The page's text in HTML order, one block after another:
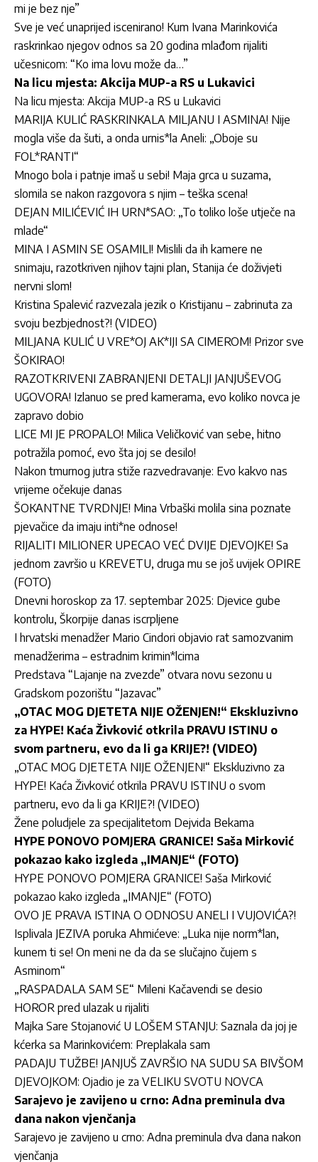
mi je bez nje”
Sve je već unaprijed iscenirano! Kum Ivana Marinkovića
raskrinkao njegov odnos sa 20 godina mlađom rijaliti
učesnicom: “Ko ima lovu može da…”
Na licu mjesta: Akcija MUP-a RS u Lukavici
Na licu mjesta: Akcija MUP-a RS u Lukavici
MARIJA KULIĆ RASKRINKALA MILJANU I ASMINA! Nije
mogla više da šuti, a onda urnis*la Aneli: „Oboje su
FOL*RANTI“
Mnogo bola i patnje imaš u sebi! Maja grca u suzama,
slomila se nakon razgovora s njim – teška scena!
DEJAN MILIĆEVIĆ IH URN*SAO: „To toliko loše utječe na
mlade“
MINA I ASMIN SE OSAMILI! Mislili da ih kamere ne
snimaju, razotkriven njihov tajni plan, Stanija će doživjeti
nervni slom!
Kristina Spalević razvezala jezik o Kristijanu – zabrinuta za
svoju bezbjednost?! (VIDEO)
MILJANA KULIĆ U VRE*OJ AK*IJI SA CIMEROM! Prizor sve
ŠOKIRAO!
RAZOTKRIVENI ZABRANJENI DETALJI JANJUŠEVOG
UGOVORA! Izlanuo se pred kamerama, evo koliko novca je
zapravo dobio
LICE MI JE PROPALO! Milica Veličković van sebe, hitno
potražila pomoć, evo šta joj se desilo!
Nakon tmurnog jutra stiže razvedravanje: Evo kakvo nas
vrijeme očekuje danas
ŠOKANTNE TVRDNJE! Mina Vrbaški molila sina poznate
pjevačice da imaju inti*ne odnose!
RIJALITI MILIONER UPECAO VEĆ DVIJE DJEVOJKE! Sa
jednom završio u KREVETU, druga mu se još uvijek OPIRE
(FOTO)
Dnevni horoskop za 17. septembar 2025: Djevice gube
kontrolu, Škorpije danas iscrpljene
I hrvatski menadžer Mario Cindori objavio rat samozvanim
menadžerima – estradnim krimin*lcima
Predstava “Lajanje na zvezde” otvara novu sezonu u
Gradskom pozorištu “Jazavac”
„OTAC MOG DJETETA NIJE OŽENJEN!“ Ekskluzivno
za HYPE! Kaća Živković otkrila PRAVU ISTINU o
svom partneru, evo da li ga KRIJE?! (VIDEO)
„OTAC MOG DJETETA NIJE OŽENJEN!“ Ekskluzivno za
HYPE! Kaća Živković otkrila PRAVU ISTINU o svom
partneru, evo da li ga KRIJE?! (VIDEO)
Žene poludjele za specijalitetom Dejvida Bekama
HYPE PONOVO POMJERA GRANICE! Saša Mirković
pokazao kako izgleda „IMANJE“ (FOTO)
HYPE PONOVO POMJERA GRANICE! Saša Mirković
pokazao kako izgleda „IMANJE“ (FOTO)
OVO JE PRAVA ISTINA O ODNOSU ANELI I VUJOVIĆA?!
Isplivala JEZIVA poruka Ahmićeve: „Luka nije norm*lan,
kunem ti se! On meni ne da da se slučajno čujem s
Asminom“
„RASPADALA SAM SE“ Mileni Kačavendi se desio
HOROR pred ulazak u rijaliti
Majka Sare Stojanović U LOŠEM STANJU: Saznala da joj je
kćerka sa Marinkovićem: Preplakala sam
PADAJU TUŽBE! JANJUŠ ZAVRŠIO NA SUDU SA BIVŠOM
DJEVOJKOM: Ojadio je za VELIKU SVOTU NOVCA
Sarajevo je zavijeno u crno: Adna preminula dva
dana nakon vjenčanja
Sarajevo je zavijeno u crno: Adna preminula dva dana nakon
vjenčanja